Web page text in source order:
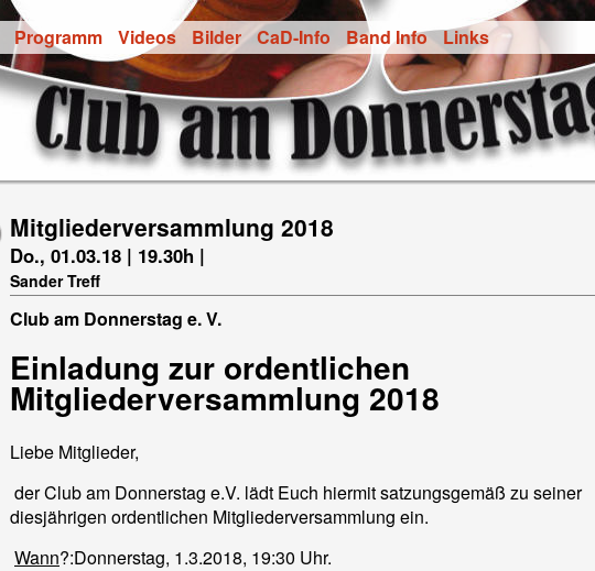
Programm Videos Bilder CaD-Info Band Info Links
Mitgliederversammlung 2018
Do., 01.03.18 | 19.30h |
Sander Treff
Club am Donnerstag e. V.
Einladung zur ordentlichen
Mitgliederversammlung 2018
Liebe Mitglieder,
der Club am Donnerstag e.V. lädt Euch hiermit satzungsgemäß zu seiner
diesjährigen ordentlichen Mitgliederversammlung ein.
Wann?:Donnerstag, 1.3.2018, 19:30 Uhr.